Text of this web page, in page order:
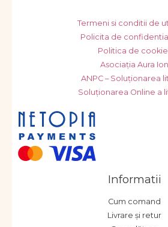
Termeni si conditii de
Policita de
Politica de
Asociația Aura Ion
ANPC – Soluționarea
Soluționarea Online a
Informatii
Cum comand
Livrare și retur